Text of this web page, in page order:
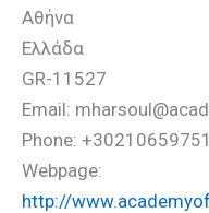
Αθήνα
Ελλάδα
GR-11527
Email:
Phone:
Webpage:
http://